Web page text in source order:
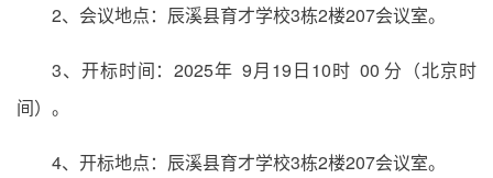
2、会议地点：辰溪县育才学校3栋2楼207会议室。
3、开标时间：2025年 9月19日10时 00 分（北京时
间）。
4、开标地点：辰溪县育才学校3栋2楼207会议室。